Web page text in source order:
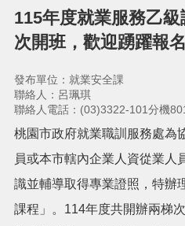
失
業
付
階
搜
訊
115年度就業服務乙
次開班，歡迎踴躍報
發布單位：就業安全課
聯絡人：呂珮琪
聯絡人電話：(03)3322-101分機
桃園市政府就業職訓服務處為
員或本市轄內企業人資從業人
識並輔導取得專業證照，特辦
課程」。114年度共開辦兩梯